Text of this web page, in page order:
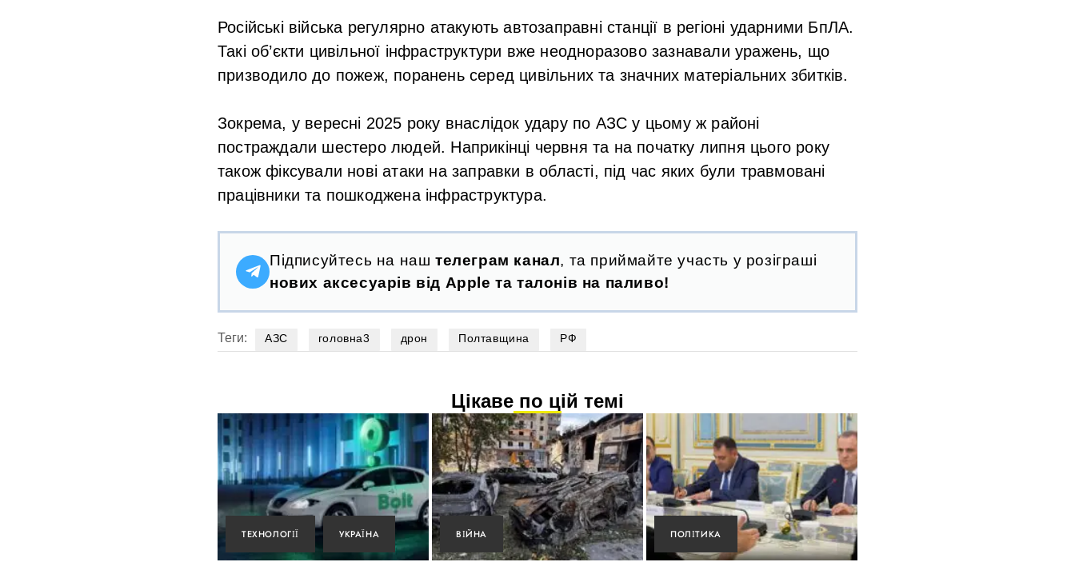
Російські війська регулярно атакують автозаправні станції в регіоні ударними БпЛА.
Такі об’єкти цивільної інфраструктури вже неодноразово зазнавали уражень, що
призводило до пожеж, поранень серед цивільних та значних матеріальних збитків.
Зокрема, у вересні 2025 року внаслідок удару по АЗС у цьому ж районі
постраждали шестеро людей. Наприкінці червня та на початку липня цього року
також фіксували нові атаки на заправки в області, під час яких були травмовані
працівники та пошкоджена інфраструктура.
Підписуйтесь на наш телеграм канал, та приймайте участь у розіграші
нових аксесуарів від Apple та талонів на паливо!
Теги: АЗС головна3 дрон Полтавщина РФ
Цікаве по цій темі
ТЕХНОЛОГІЇ УКРАЇНА ВІЙНА ПОЛІТИКА